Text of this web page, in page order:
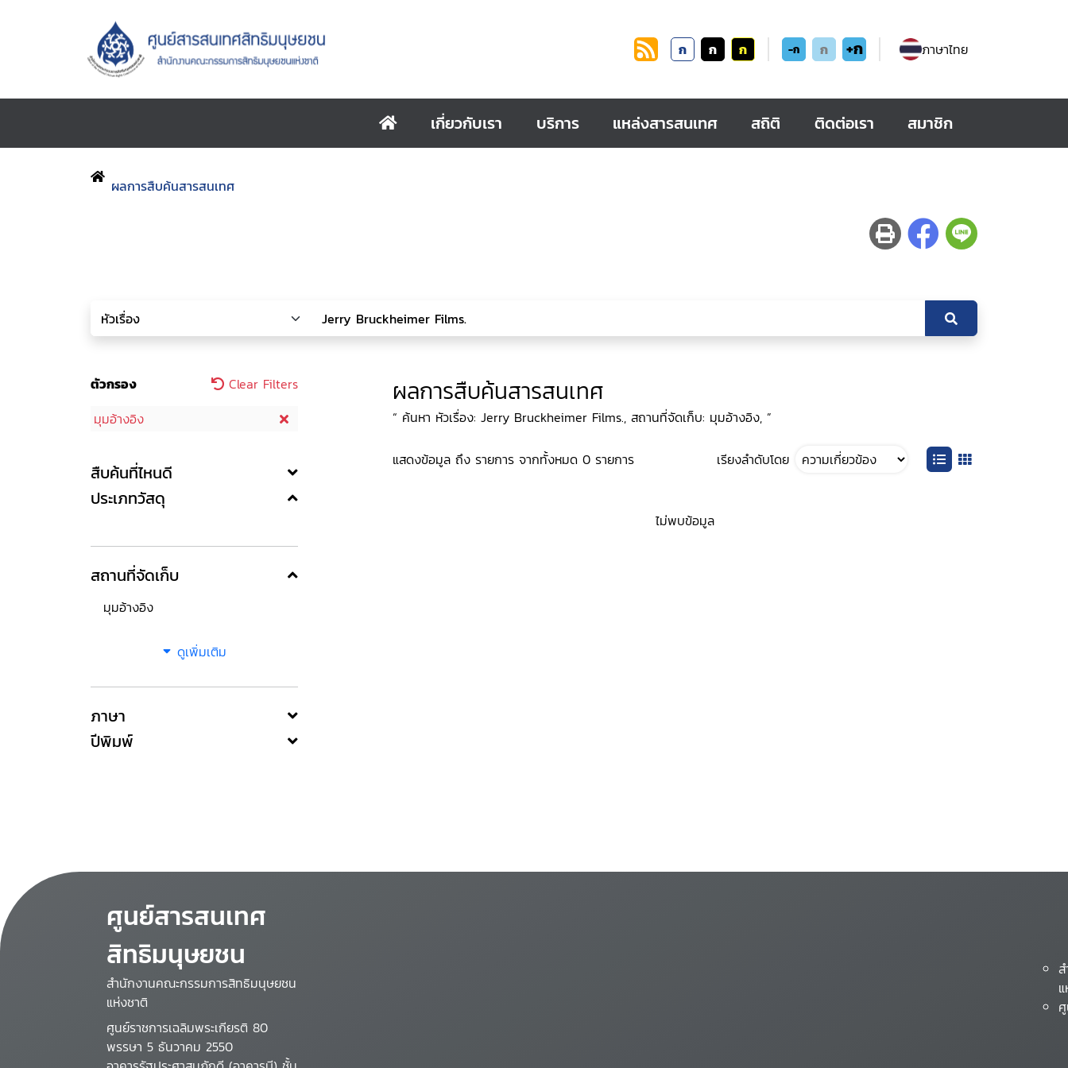
ก ก ก -ก ก +ก ภาษาไทย
เกี่ยวกับเรา บริการ แหล่งสารสนเทศ สถิติ ติดต่อเรา สมาชิก
ผลการสืบค้นสารสนเทศ
ตัวกรอง
Clear Filters
มุมอ้างอิง
สืบค้นที่ไหนดี
ประเภทวัสดุ
สถานที่จัดเก็บ
มุมอ้างอิง
ดูเพิ่มเติม
ภาษา
ปีพิมพ์
ผลการสืบค้นสารสนเทศ
“ ค้นหา หัวเรื่อง: Jerry Bruckheimer Films., สถานที่จัดเก็บ: มุมอ้างอิง, ”
แสดงข้อมูล ถึง รายการ จากทั้งหมด 0 รายการ เรียงลำดับโดย
ไม่พบข้อมูล
ศูนย์สารสนเทศ
สิทธิมนุษยชน
สำนักงานคณะกรรมการสิทธิมนุษยชน
แห่งชาติ
ศูนย์ราชการเฉลิมพระเกียรติ 80
พรรษา 5 ธันวาคม 2550